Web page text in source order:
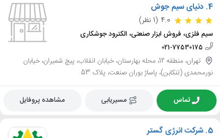
4. دنیای سیم جوش
4.0 (1 نظر)
سیم فلزی، فروش ابزار صنعتی، الکترود جوشکاری
021-77530175
تهران، منطقه 12، محله بهارستان، خیابان انقلاب، پیچ شمیران، خیابان
نورمحمدی (تنکابن)، پاساژ بوران صنعت، پلاک 53
تماس مسیریابی مشاهده پروفایل
5. شرکت انرژی گستر